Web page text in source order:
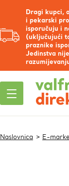
Dragi kupci,
i pekarski
isporučuju i
(uključujući
praznike
Jedinstva
Naslovnica E-